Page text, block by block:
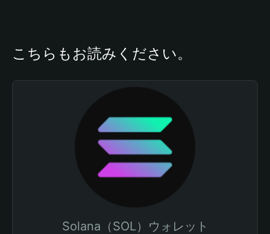
こちらもお読みください。
Solana（SOL）ウォレット